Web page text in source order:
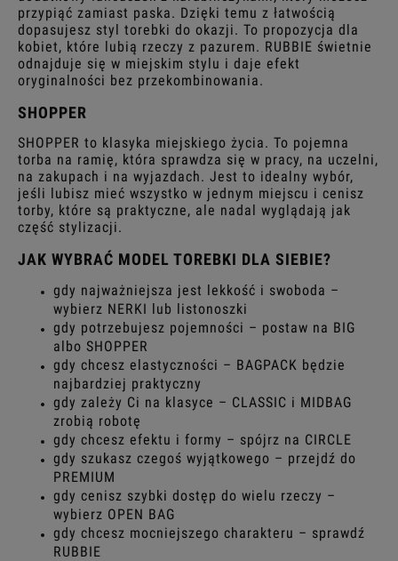
przypiąć zamiast paska. Dzięki temu z łatwością
dopasujesz styl torebki do okazji. To propozycja dla
kobiet, które lubią rzeczy z pazurem. RUBBIE świetnie
odnajduje się w miejskim stylu i daje efekt
oryginalności bez przekombinowania.
SHOPPER
SHOPPER to klasyka miejskiego życia. To pojemna
torba na ramię, która sprawdza się w pracy, na uczelni,
na zakupach i na wyjazdach. Jest to idealny wybór,
jeśli lubisz mieć wszystko w jednym miejscu i cenisz
torby, które są praktyczne, ale nadal wyglądają jak
część stylizacji.
JAK WYBRAĆ MODEL TOREBKI DLA SIEBIE?
gdy najważniejsza jest lekkość i swoboda –
wybierz NERKI lub listonoszki
gdy potrzebujesz pojemności – postaw na BIG
albo SHOPPER
gdy chcesz elastyczności – BAGPACK będzie
najbardziej praktyczny
gdy zależy Ci na klasyce – CLASSIC i MIDBAG
zrobią robotę
gdy chcesz efektu i formy – spójrz na CIRCLE
gdy szukasz czegoś wyjątkowego – przejdź do
PREMIUM
gdy cenisz szybki dostęp do wielu rzeczy –
wybierz OPEN BAG
gdy chcesz mocniejszego charakteru – sprawdź
RUBBIE